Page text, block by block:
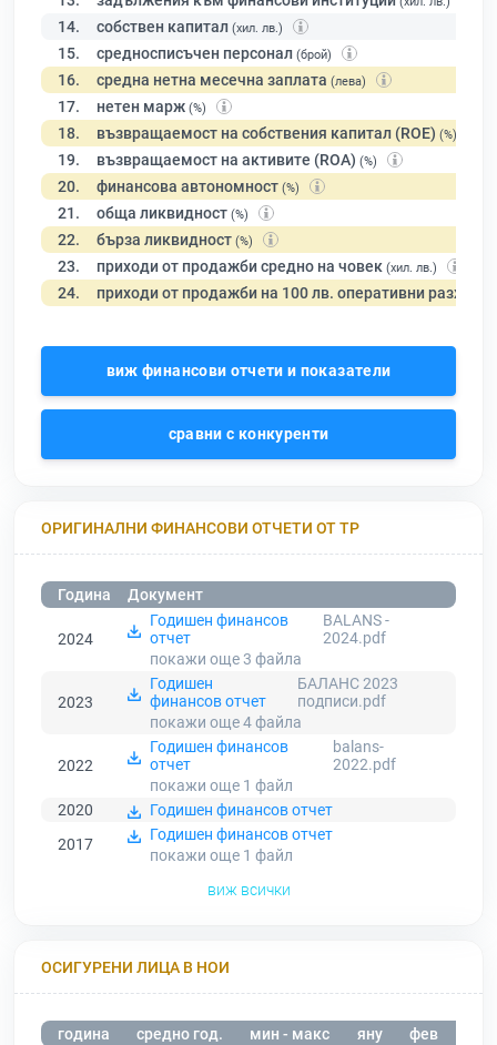
14. собствен капитал (хил. лв.)
15. средносписъчен персонал (брой)
16. средна нетна месечна заплата (лева)
17. нетен марж (%)
18. възвращаемост на собствения капитал (ROE) (%)
19. възвращаемост на активите (ROA) (%)
20. финансова автономност (%)
21. обща ликвидност (%)
22. бърза ликвидност (%)
23. приходи от продажби средно на човек (хил. лв.)
24. приходи от продажби на 100 лв. оперативни разходи
виж финансови отчети и показатели
сравни с конкуренти
ОРИГИНАЛНИ ФИНАНСОВИ ОТЧЕТИ ОТ ТР
Година Документ
2024
Годишен финансов
отчет
BALANS -
2024.pdf
покажи още 3 файла
2023
Годишен
финансов отчет
БАЛАНС 2023
подписи.pdf
покажи още 4файла
2022
Годишен финансов
отчет
balans-
2022.pdf
покажи още 1 файл
2020
Годишен финансов отчет
2017
Годишен финансов отчет
покажи още 1 файл
виж всички
ОСИГУРЕНИ ЛИЦА В НОИ
година средно год. мин - макс яну фев